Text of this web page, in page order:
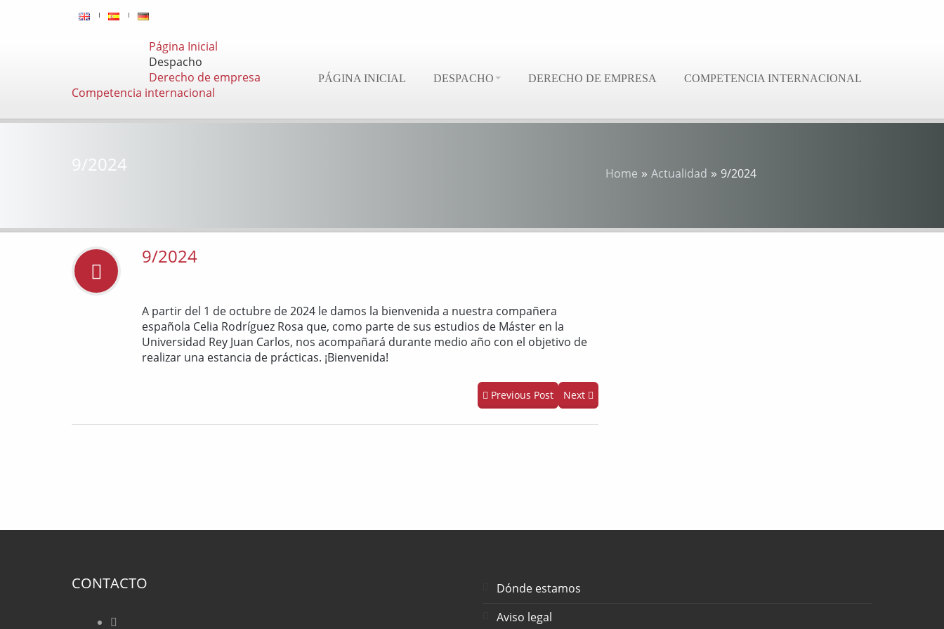
PÁGINA INICIAL DESPACHO DERECHO DE EMPRESA COMPETENCIA INTERNACIONAL
Página Inicial
Despacho
Derecho de empresa
Competencia internacional
9/2024 Home » Actualidad » 9/2024
9/2024
A partir del 1 de octubre de 2024 le damos la bienvenida a nuestra compañera
española Celia Rodríguez Rosa que, como parte de sus estudios de Máster en la
Universidad Rey Juan Carlos, nos acompañará durante medio año con el objetivo de
realizar una estancia de prácticas. ¡Bienvenida!
Previous Post Next
CONTACTO
Dónde estamos
Aviso legal